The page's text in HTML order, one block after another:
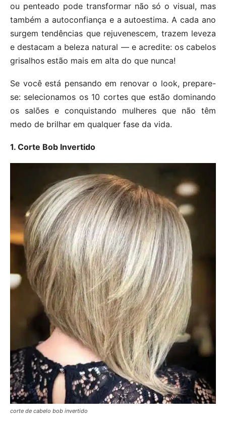
ou penteado pode transformar não só o visual, mas
também a autoconfiança e a autoestima. A cada ano
surgem tendências que rejuvenescem, trazem leveza
e destacam a beleza natural — e acredite: os cabelos
grisalhos estão mais em alta do que nunca!
Se você está pensando em renovar o look, prepare-
se: selecionamos os 10 cortes que estão dominando
os salões e conquistando mulheres que não têm
medo de brilhar em qualquer fase da vida.
1. Corte Bob Invertido
corte de cabelo bob invertido